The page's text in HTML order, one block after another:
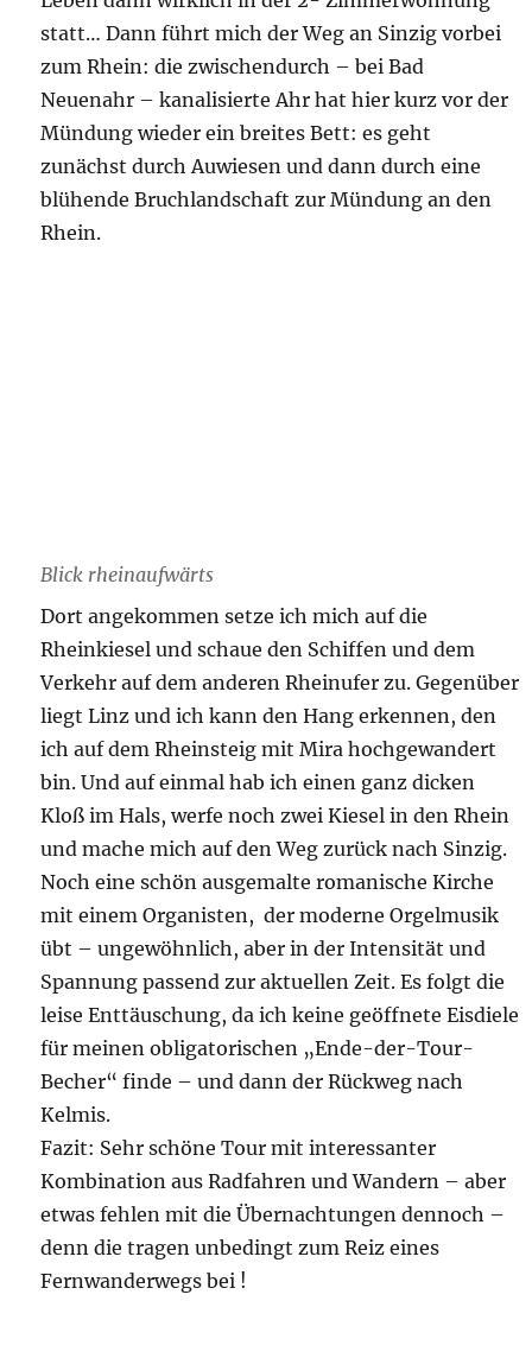
statt… Dann führt mich der Weg an Sinzig vorbei
zum Rhein: die zwischendurch – bei Bad
Neuenahr – kanalisierte Ahr hat hier kurz vor der
Mündung wieder ein breites Bett: es geht
zunächst durch Auwiesen und dann durch eine
blühende Bruchlandschaft zur Mündung an den
Rhein.
Blick rheinaufwärts
Dort angekommen setze ich mich auf die
Rheinkiesel und schaue den Schiffen und dem
Verkehr auf dem anderen Rheinufer zu. Gegenüber
liegt Linz und ich kann den Hang erkennen, den
ich auf dem Rheinsteig mit Mira hochgewandert
bin. Und auf einmal hab ich einen ganz dicken
Kloß im Hals, werfe noch zwei Kiesel in den Rhein
und mache mich auf den Weg zurück nach Sinzig.
Noch eine schön ausgemalte romanische Kirche
mit einem Organisten, der moderne Orgelmusik
übt – ungewöhnlich, aber in der Intensität und
Spannung passend zur aktuellen Zeit. Es folgt die
leise Enttäuschung, da ich keine geöffnete Eisdiele
für meinen obligatorischen „Ende-der-Tour-
Becher“ finde – und dann der Rückweg nach
Kelmis.
Fazit: Sehr schöne Tour mit interessanter
Kombination aus Radfahren und Wandern – aber
etwas fehlen mit die Übernachtungen dennoch –
denn die tragen unbedingt zum Reiz eines
Fernwanderwegs bei !